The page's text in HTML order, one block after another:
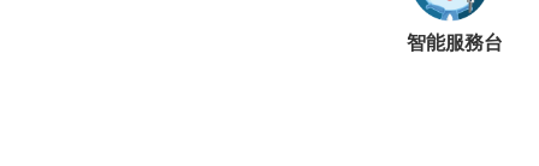
智能服務台